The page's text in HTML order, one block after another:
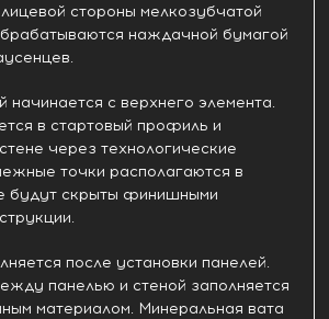
стороны мелкозубчатой
наждачной бумагой
начинается с верхнего элемента.
в стартовый профиль и
через технологические
точки располагаются в
будут скрыты финишными
после установки панелей.
панелью и стеной заполняется
материалом. Минеральная вата